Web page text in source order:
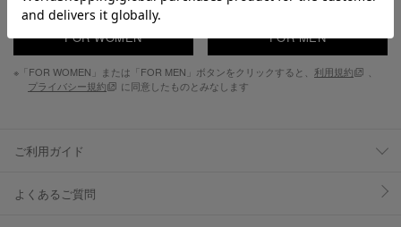
FOR WOMEN FOR MEN
※「FOR WOMEN」または「FOR MEN」ボタンをクリックすると、 利用規約
プライバシー規約
に同意したものとみなします
ご利用ガイド
よくあるご質問